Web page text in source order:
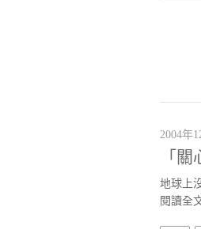
2004年
「
地球上
閱讀全